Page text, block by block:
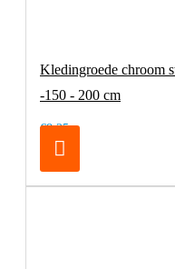
Kledingroede chroom
-150 - 200 cm
€8,25